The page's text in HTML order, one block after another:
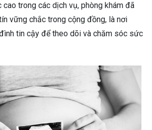
cao trong các dịch vụ, phòng khám đã
vững chắc trong cộng đồng, là nơi
tin cậy để theo dõi và chăm sóc sức